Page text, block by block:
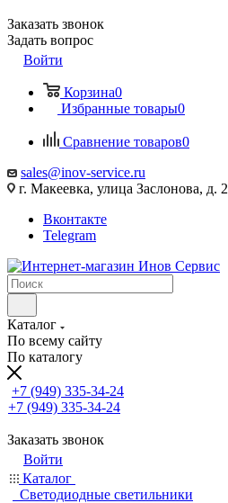
Заказать звонок
Задать вопрос
Войти
Корзина0
Избранные товары0
Сравнение товаров0
sales@inov-service.ru
г. Макеевка, улица Заслонова, д. 2
Вконтакте
Telegram
Каталог
По всему сайту
По каталогу
+7 (949) 335-34-24
+7 (949) 335-34-24
Заказать звонок
Войти
Каталог
Светодиодные светильники